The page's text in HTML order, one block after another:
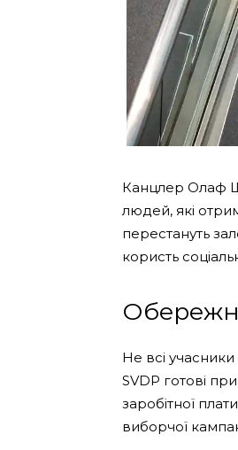
Канцлер Олаф
людей, які
перестануть
користь
Не всі
SVDP готові
заробітної
виборчої